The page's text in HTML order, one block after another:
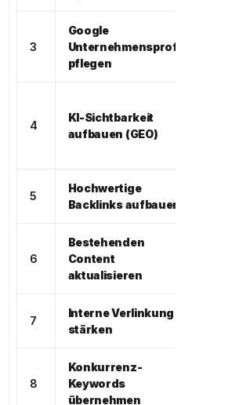
3
Google
Unternehmensprofil
pflegen
4
KI-Sichtbarkeit
aufbauen (GEO)
5
Hochwertige
Backlinks aufbauen
6
Bestehenden
Content
aktualisieren
7
Interne Verlinkung
stärken
8
Konkurrenz-
Keywords
übernehmen